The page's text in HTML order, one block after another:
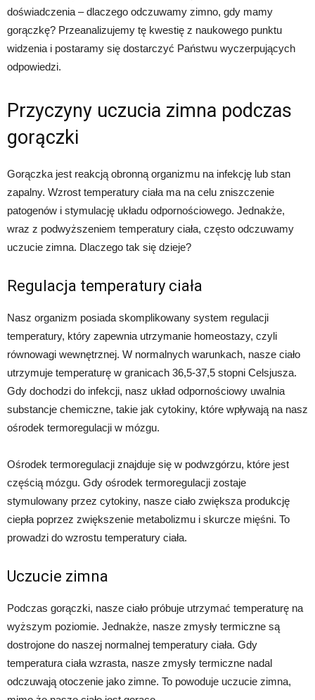
doświadczenia – dlaczego odczuwamy zimno, gdy mamy
gorączkę? Przeanalizujemy tę kwestię z naukowego punktu
widzenia i postaramy się dostarczyć Państwu wyczerpujących
odpowiedzi.
Przyczyny uczucia zimna podczas
gorączki
Gorączka jest reakcją obronną organizmu na infekcję lub stan
zapalny. Wzrost temperatury ciała ma na celu zniszczenie
patogenów i stymulację układu odpornościowego. Jednakże,
wraz z podwyższeniem temperatury ciała, często odczuwamy
uczucie zimna. Dlaczego tak się dzieje?
Regulacja temperatury ciała
Nasz organizm posiada skomplikowany system regulacji
temperatury, który zapewnia utrzymanie homeostazy, czyli
równowagi wewnętrznej. W normalnych warunkach, nasze ciało
utrzymuje temperaturę w granicach 36,5-37,5 stopni Celsjusza.
Gdy dochodzi do infekcji, nasz układ odpornościowy uwalnia
substancje chemiczne, takie jak cytokiny, które wpływają na nasz
ośrodek termoregulacji w mózgu.
Ośrodek termoregulacji znajduje się w podwzgórzu, które jest
częścią mózgu. Gdy ośrodek termoregulacji zostaje
stymulowany przez cytokiny, nasze ciało zwiększa produkcję
ciepła poprzez zwiększenie metabolizmu i skurcze mięśni. To
prowadzi do wzrostu temperatury ciała.
Uczucie zimna
Podczas gorączki, nasze ciało próbuje utrzymać temperaturę na
wyższym poziomie. Jednakże, nasze zmysły termiczne są
dostrojone do naszej normalnej temperatury ciała. Gdy
temperatura ciała wzrasta, nasze zmysły termiczne nadal
odczuwają otoczenie jako zimne. To powoduje uczucie zimna,